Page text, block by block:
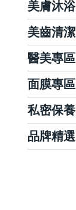
美膚沐浴
美齒清潔
醫美專區
面膜專區
私密保養
品牌精選